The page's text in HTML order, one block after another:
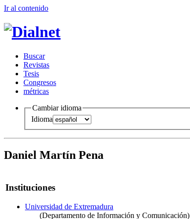
Ir al contenido
Buscar
Revistas
Tesis
Congresos
métricas
Cambiar idioma
Idioma
Daniel Martín Pena
Instituciones
Universidad de Extremadura
(Departamento de Información y Comunicación)